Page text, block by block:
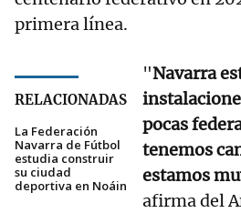
primera línea.
RELACIONADAS
La Federación
Navarra de Fútbol
estudia construir
su ciudad
deportiva en Noáin
"Navarra
pocas
tenemos
estamos
afirma del